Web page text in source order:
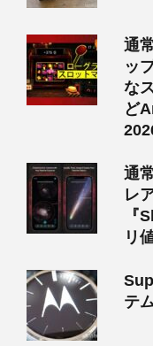
通
ッ
な
ど
通
レ
『
リ
テ